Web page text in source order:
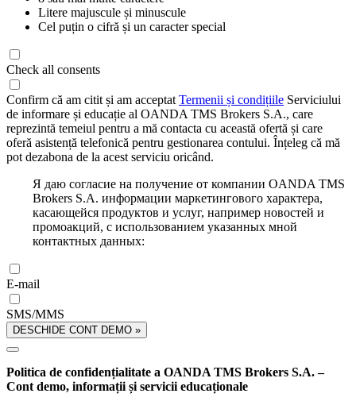
Litere majuscule și minuscule
Cel puțin o cifră și un caracter special
Check all consents
Confirm că am citit și am acceptat Termenii și condițiile Serviciului
de informare și educație al OANDA TMS Brokers S.A., care
reprezintă temeiul pentru a mă contacta cu această ofertă și care
oferă asistență telefonică pentru gestionarea contului. Înțeleg că mă
pot dezabona de la acest serviciu oricând.
Я даю согласие на получение от компании OANDA TMS
Brokers S.A. информации маркетингового характера,
касающейся продуктов и услуг, например новостей и
промоакций, с использованием указанных мной
контактных данных:
E-mail
SMS/MMS
DESCHIDE CONT DEMO »
Politica de confidențialitate a OANDA TMS Brokers S.A. –
Cont demo, informații și servicii educaționale